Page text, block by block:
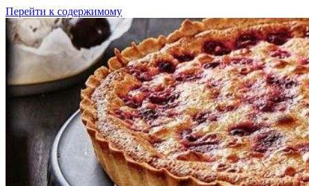
Перейти к содержимому